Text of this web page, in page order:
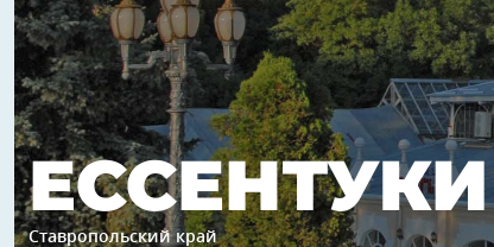
ЕССЕНТУКИ
Ставропольский край